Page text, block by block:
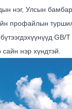
нэг, Улсын
профайлын
нэр хүндтэй.